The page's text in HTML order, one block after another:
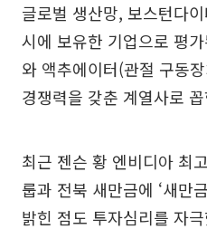
글로벌 생산망, 보스턴다
시에 보유한 기업으로 평
와 액추에이터(관절 구동
경쟁력을 갖춘 계열사로
최근 젠슨 황 엔비디아 최
룹과 전북 새만금에 ‘새만
밝힌 점도 투자심리를 자